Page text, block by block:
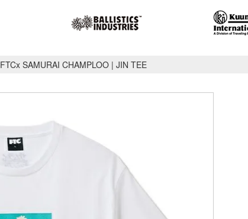
FTCx SAMURAI CHAMPLOO | JIN TEE